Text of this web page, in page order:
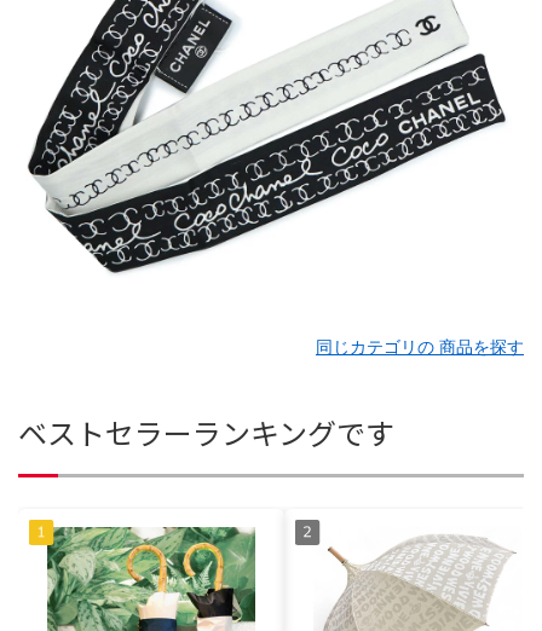
同じカテゴリの 商品を探す
ベストセラーランキングです